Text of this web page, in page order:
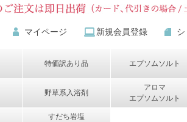
マイページ 新規会員登録
特価訳あり品 エプソムソルト
野草系入浴剤
アロマ
エプソムソルト
すだち岩塩